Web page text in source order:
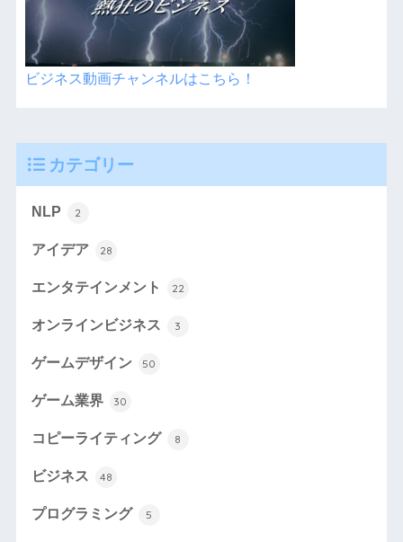
ビジネス動画チャンネルはこちら！
カテゴリー
NLP 2
アイデア 28
エンタテインメント 22
オンラインビジネス 3
ゲームデザイン 50
ゲーム業界 30
コピーライティング 8
ビジネス 48
プログラミング 5